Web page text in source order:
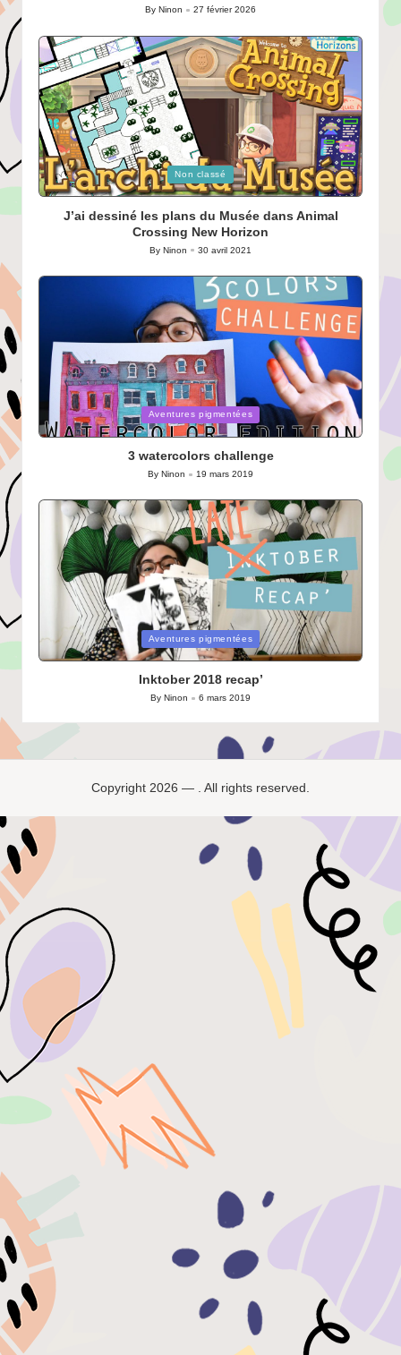
Posted
By Ninon 27 février 2026
Posted
in
Non classé
J’ai dessiné les plans du Musée dans Animal
Crossing New Horizon
Posted
By Ninon 30 avril 2021
Posted
in
Aventures pigmentées
3 watercolors challenge
Posted
By Ninon 19 mars 2019
Posted
in
Aventures pigmentées
Inktober 2018 recap’
Posted
by
By Ninon 6 mars 2019
Copyright 2026 — . All rights reserved.